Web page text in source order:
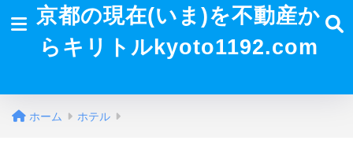
京都の現在(いま)を不動産か
らキリトルkyoto1192.com
ホーム ホテル